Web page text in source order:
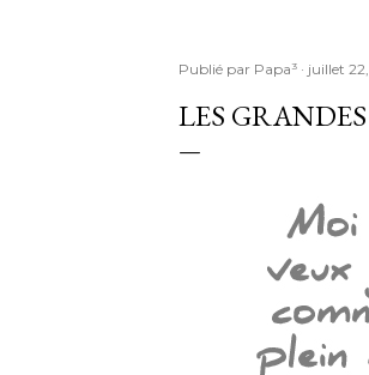
Publié par Papa³ juillet
LES